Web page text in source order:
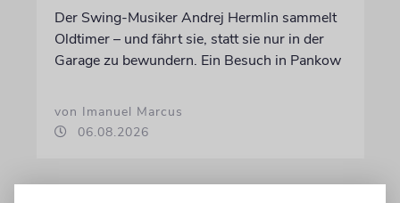
Der Swing-Musiker Andrej Hermlin sammelt
Oldtimer – und fährt sie, statt sie nur in der
Garage zu bewundern. Ein Besuch in Pankow
von Imanuel Marcus
06.08.2026